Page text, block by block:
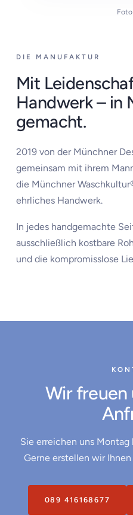
DIE MANUFAKTUR
Mit
Handwerk – in
gemacht.
2019 von der Münchner
gemeinsam mit ihrem
die Münchner
ehrliches Handwerk.
In jedes handgemachte
ausschließlich kostbare
und die kompromisslose
Wir freuen
Sie erreichen uns Montag
Gerne erstellen wir
089 416168677